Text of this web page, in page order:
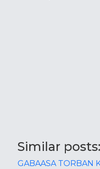
Similar posts:
GABAASA TORBAN